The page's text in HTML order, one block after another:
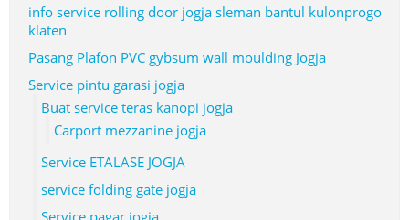
info service rolling door jogja sleman bantul kulonprogo
klaten
Pasang Plafon PVC gybsum wall moulding Jogja
Service pintu garasi jogja
Buat service teras kanopi jogja
Carport mezzanine jogja
Service ETALASE JOGJA
service folding gate jogja
Service pagar jogja